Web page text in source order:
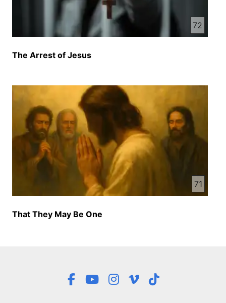
وقتی از روی زمین بلند کرده شدم همه آدمیان را به
سوی خود می کشانم ای گپ هم لازم است به یاد بیاریم
وقتی که پتروس ادحاقت که حاضر است که جان خدا به
گفت؟ ایسای مسی به او گفت آیا حاضر استی جان خدا
گذاشتر که گفتیم در پای سلیب ایسای مسی در ذهن
خود جمع کنین و بعد از او سر خود بلند کرده به طرف
نوشته های لوهایی که پلاتوس در بالای سر ایسای مسی
نصب کرده ببینین که در او چی نوشته شده و شما در این
نوشته چی را می خوانید؟ اولین چیزی که در نوشته ای
لوها می بینیم این لوها به سی زبان مهم او دوران نوشته
شده یعنی ابرانی، لاتینی و یونانی مثل که حال شما زبان
انگلیسی، چینایی و یک زبان محلی خودتان بلد باشین در
این صورت شما میتونین که بسیار اعلانات اوهOME را
روحانی را می شنویم بعد سنیدن سرود روحانی دوباره
خدایی تو را پرستش میکنیم تو بی همتایی به حضورت
سانو زنیم چون تو خدایی تو را پرستش میکنیم تو بی
72
The Arrest of Jesus
71
That They May Be One